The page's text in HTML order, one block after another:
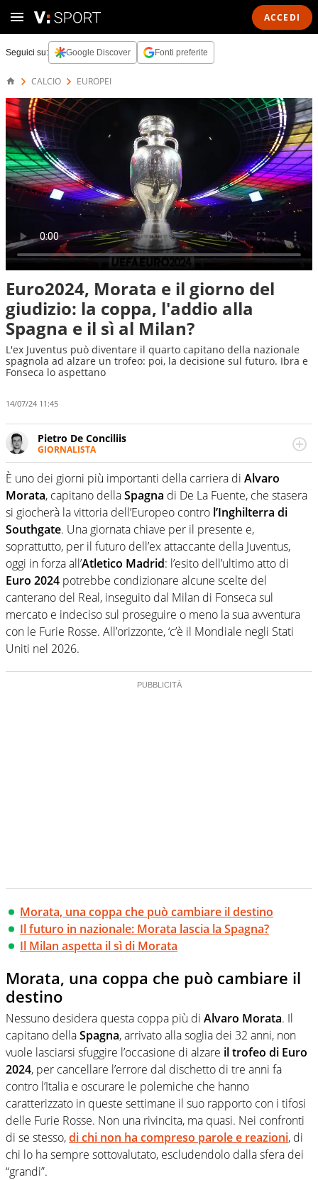
ACCEDI
Seguici su: Google Discover Fonti preferite
CALCIO EUROPEI
Euro2024, Morata e il giorno del
giudizio: la coppa, l'addio alla
Spagna e il sì al Milan?
L'ex Juventus può diventare il quarto capitano della nazionale
spagnola ad alzare un trofeo: poi, la decisione sul futuro. Ibra e
Fonseca lo aspettano
14/07/24 11:45
Pietro De Conciliis
GIORNALISTA
Giornalista pubblicista e speaker radiofonico, per Virgilio
Sport si occupa di calcio con uno sguardo attento e
competente sui campionati di Serie B e Serie C
È uno dei giorni più importanti della carriera di Alvaro
Morata, capitano dellaSpagna di De La Fuente, che stasera
si giocherà la vittoria dell’Europeo contro l’Inghilterra di
Southgate. Una giornata chiave per il presente e,
soprattutto, per il futuro dell’ex attaccante della Juventus,
oggi in forza all’Atletico Madrid: l’esito dell’ultimo atto di
Euro 2024 potrebbe condizionare alcune scelte del
canterano del Real, inseguito dal Milan di Fonseca sul
mercato e indeciso sul proseguire o meno la sua avventura
con le Furie Rosse. All’orizzonte, ‘c’è il Mondiale negli Stati
Uniti nel 2026.
Morata, una coppa che può cambiare il destino
Il futuro in nazionale: Morata lascia la Spagna?
Il Milan aspetta il sì di Morata
Morata, una coppa che può cambiare il
destino
Nessuno desidera questa coppa più di Alvaro Morata. Il
capitano dellaSpagna, arrivato alla soglia dei 32 anni, non
vuole lasciarsi sfuggire l’occasione di alzare il trofeo di Euro
2024, per cancellare l’errore dal dischetto di tre anni fa
contro l’Italia e oscurare le polemiche che hanno
caratterizzato in queste settimane il suo rapporto con i tifosi
delle Furie Rosse. Non una rivincita, ma quasi. Nei confronti
di se stesso,di chi non ha compreso parole e reazioni, di
chi lo ha sempre sottovalutato, escludendolo dalla sfera dei
“grandi”.